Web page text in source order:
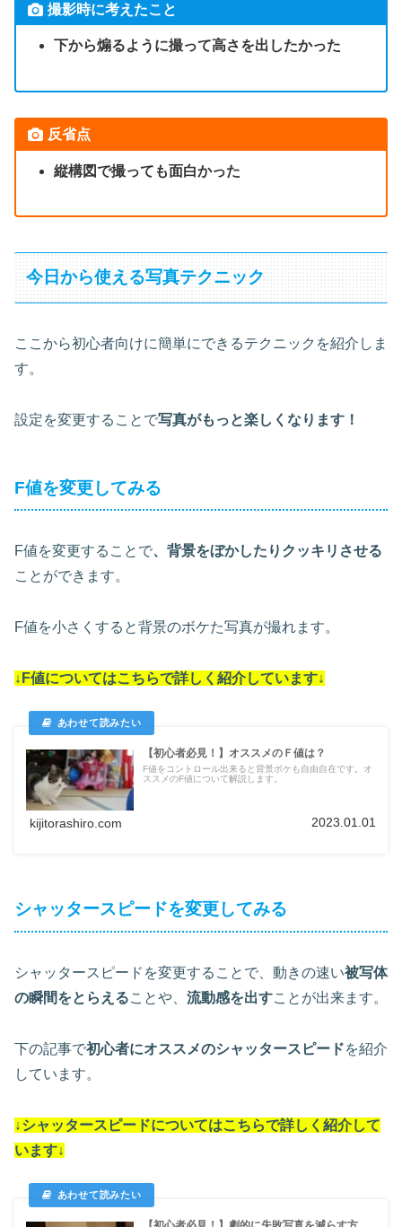
撮影時に考えたこと
下から煽るように撮って高さを出したかった
反省点
縦構図で撮っても面白かった
今日から使える写真テクニック
ここから初心者向けに簡単にできるテクニックを紹介しま
す。
設定を変更することで写真がもっと楽しくなります！
F値を変更してみる
F値を変更することで、背景をぼかしたりクッキリさせる
ことができます。
F値を小さくすると背景のボケた写真が撮れます。
↓F値についてはこちらで詳しく紹介しています↓
【初心者必見！】オススメのＦ値は？
F値をコントロール出来ると背景ボケも自由自在です。オ
ススメのF値について解説します。
kijitorashiro.com 2023.01.01
シャッタースピードを変更してみる
シャッタースピードを変更することで、動きの速い被写体
の瞬間をとらえることや、 流動感を出すことが出来ます。
下の記事で初心者にオススメのシャッタースピードを紹介
しています。
↓シャッタースピードについてはこちらで詳しく紹介して
います↓